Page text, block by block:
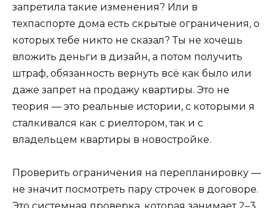
запретила такие изменения? Или в
техпаспорте дома есть скрытые ограничения, о
которых тебе никто не сказал? Ты не хочешь
вложить деньги в дизайн, а потом получить
штраф, обязанность вернуть всё как было или
даже запрет на продажу квартиры. Это не
теория — это реальные истории, с которыми я
сталкивался как с риелтором, так и с
владельцем квартиры в новостройке.
Проверить ограничения на перепланировку —
не значит посмотреть пару строчек в договоре.